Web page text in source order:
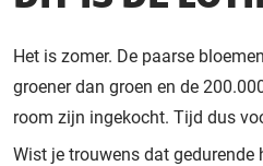
Het is zomer. De paarse
groener dan groen en de
room zijn ingekocht. Tijd dus
Wist je trouwens dat gedurende